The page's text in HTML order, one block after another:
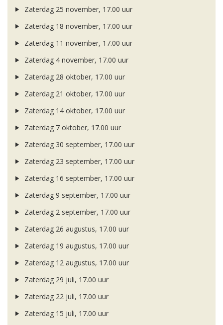
Zaterdag 25 november, 17.00 uur
Zaterdag 18 november, 17.00 uur
Zaterdag 11 november, 17.00 uur
Zaterdag 4 november, 17.00 uur
Zaterdag 28 oktober, 17.00 uur
Zaterdag 21 oktober, 17.00 uur
Zaterdag 14 oktober, 17.00 uur
Zaterdag 7 oktober, 17.00 uur
Zaterdag 30 september, 17.00 uur
Zaterdag 23 september, 17.00 uur
Zaterdag 16 september, 17.00 uur
Zaterdag 9 september, 17.00 uur
Zaterdag 2 september, 17.00 uur
Zaterdag 26 augustus, 17.00 uur
Zaterdag 19 augustus, 17.00 uur
Zaterdag 12 augustus, 17.00 uur
Zaterdag 29 juli, 17.00 uur
Zaterdag 22 juli, 17.00 uur
Zaterdag 15 juli, 17.00 uur